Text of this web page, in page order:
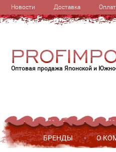
Новости Доставка
Оптовая продажа Японской и
БРЕНДЫ О